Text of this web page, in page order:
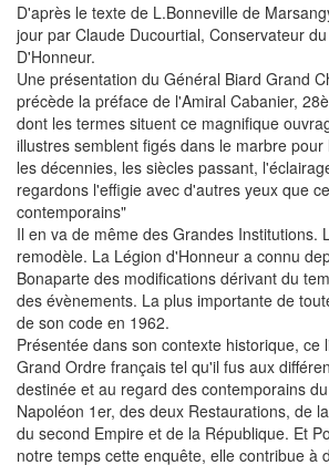
D'après le texte de L.Bonneville de
jour par Claude Ducourtial, Conservateur
D'Honneur.
Une présentation du Général Biard Grand
précède la préface de l'Amiral Cabanier,
dont les termes situent ce magnifique
illustres semblent figés dans le marbre
les décennies, les siècles passant,
regardons l'effigie avec d'autres yeux que
contemporains"
Il en va de même des Grandes Institutions.
remodèle. La Légion d'Honneur a connu
Bonaparte des modifications dérivant du
des évènements. La plus importante de
de son code en 1962.
Présentée dans son contexte historique, ce
Grand Ordre français tel qu'il fus aux
destinée et au regard des contemporains
Napoléon 1er, des deux Restaurations, de
du second Empire et de la République. Et
notre temps cette enquête, elle contribue à